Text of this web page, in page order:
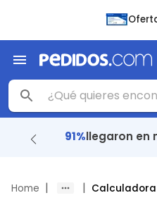
+ 48 Mil
Home | | Calculadora